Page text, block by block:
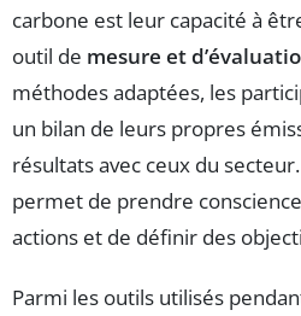
carbone est leur capacité à
outil de mesure et
méthodes adaptées, les
un bilan de leurs propres
résultats avec ceux du
permet de prendre
actions et de définir des
Parmi les outils utilisés